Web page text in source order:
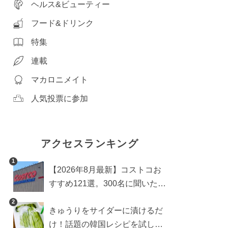
ヘルス&ビューティー
フード&ドリンク
特集
連載
マカロニメイト
人気投票に参加
アクセスランキング
1
【2026年8月最新】コストコお
すすめ121選。300名に聞いた買
め商品も
2
きゅうりをサイダーに漬けるだ
け！話題の韓国レシピを試した